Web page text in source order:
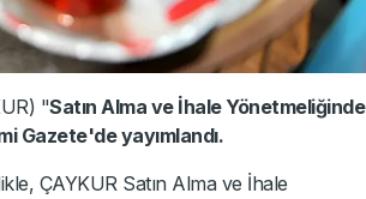
"Satın Alma ve İhale Yönetmeliğinde
Gazete'de yayımlandı.
ÇAYKUR Satın Alma ve İhale